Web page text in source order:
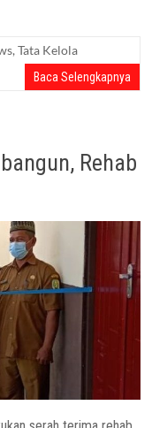
,Tata Kelola
Baca Selengkapnya
Rehab